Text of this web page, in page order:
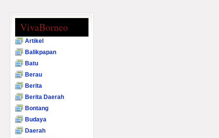
VivaBorneo
Artikel
Balikpapan
Batu
Berau
Berita
Berita Daerah
Bontang
Budaya
Daerah